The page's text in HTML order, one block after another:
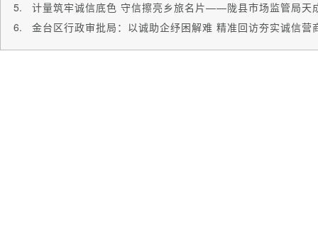
金台区行政审批局：以诚助企纾困解难 精准回访夯实诚信营